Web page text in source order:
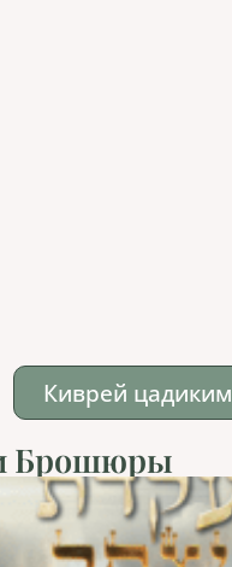
Киврей цадиким
Брошюры